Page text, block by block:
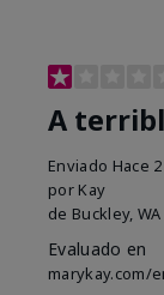
A
Enviado Hace
por Kay
de Buckley, WA
Evaluado en
marykay.com/